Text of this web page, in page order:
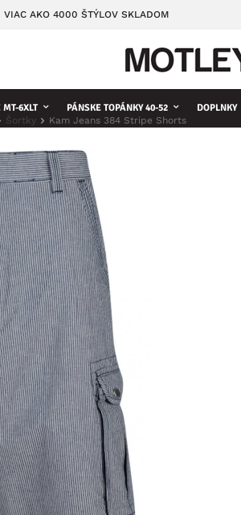
VIAC AKO 4000 ŠTÝLOV SKLADOM
MT-6XLT PÁNSKE TOPÁNKY 40-52 DOPLNKY
Šortky Kam Jeans 384 Stripe Shorts